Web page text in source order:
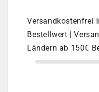
Versandkostenfrei
Bestellwert |
Ländern ab 150€